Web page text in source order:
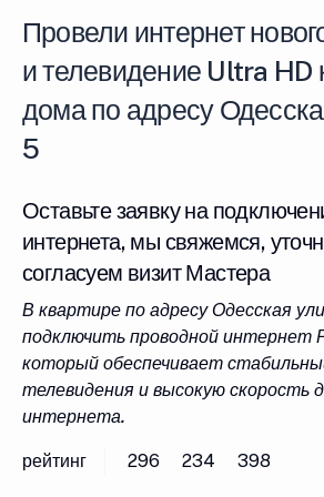
Провели интернет
и телевидение Ultra HD
дома по адресу
5
Оставьте заявку на
интернета, мы свяжемся,
согласуем визит Мастера
В квартире по адресу Одесская
подключить проводной интернет
который обеспечивает
телевидения и высокую скорость
интернета.
рейтинг 296 234 398